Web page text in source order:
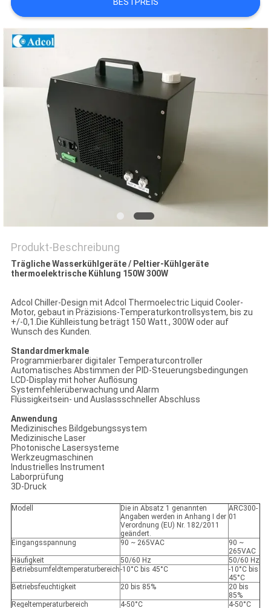
PRIVACY
BESTPREIS
Produkt-Beschreibung
Trägliche Wasserkühlgeräte / Peltier-Kühlgeräte
thermoelektrische Kühlung 150W 300W
Adcol Chiller-Design mit Adcol Thermoelectric Liquid Cooler-
Motor, gebaut in Präzisions-Temperaturkontrollsystem, bis zu
+/-0,1.Die Kühlleistung beträgt 150 Watt., 300W oder auf
Wunsch des Kunden.
Standardmerkmale
Programmierbarer digitaler Temperaturcontroller
Automatisches Abstimmen der PID-Steuerungsbedingungen
LCD-Display mit hoher Auflösung
Systemfehlerüberwachung und Alarm
Flüssigkeitsein- und Auslassschneller Abschluss
Anwendung
Medizinisches Bildgebungssystem
Medizinische Laser
Photonische Lasersysteme
Werkzeugmaschinen
Industrielles Instrument
Laborprüfung
3D-Druck
Modell
Die in Absatz 1 genannten
Angaben werden in Anhang I der
Verordnung (EU) Nr. 182/2011
geändert.
ARC300-
01
Eingangsspannung 90 ~ 265VAC
90 ~
265VAC
Häufigkeit
50/60 Hz
50/60 Hz
Betriebsumfeldtemperaturbereich-10°C bis 45°C
-10°C bis
45°C
Betriebsfeuchtigkeit
20 bis 85%
20 bis
85%
Regeltemperaturbereich
4-50°C 4-50°C